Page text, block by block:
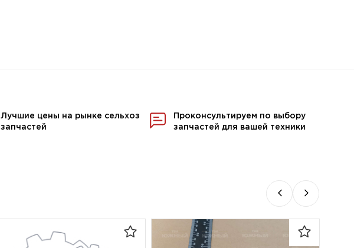
Лучшие цены на рынке сельхоз
запчастей
Проконсультируем по выбору
запчастей для вашей техники